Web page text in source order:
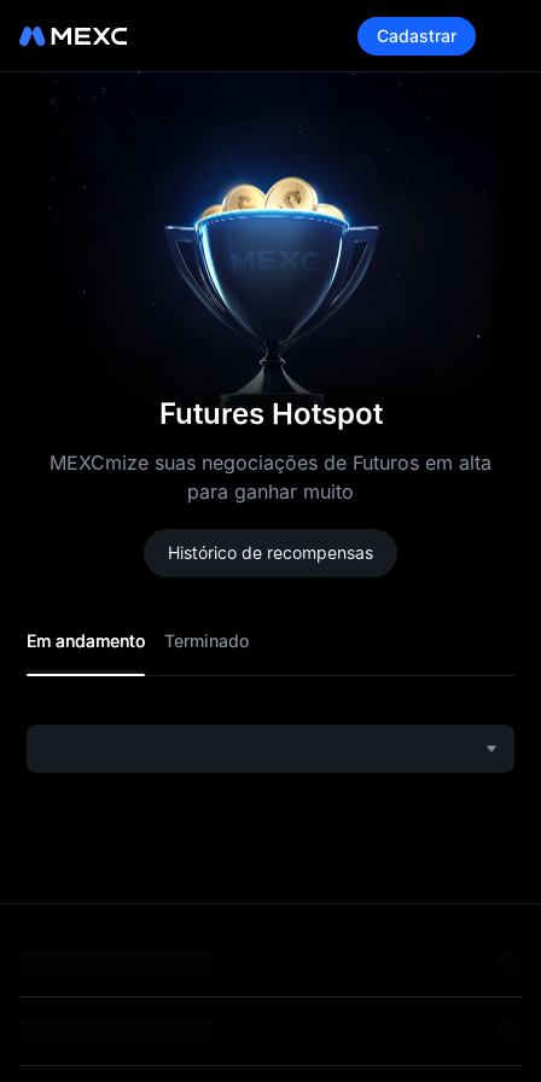
Cadastrar
Futures Hotspot
MEXCmize suas negociações de Futuros em alta
para ganhar muito
Histórico de recompensas
Em andamento Terminado